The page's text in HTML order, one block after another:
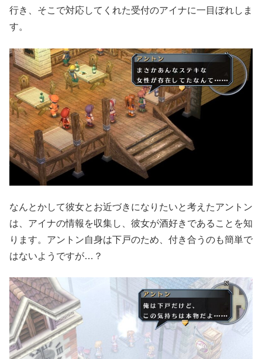
行き、そこで対応してくれた受付のアイナに一目ぼれしま
す。
なんとかして彼女とお近づきになりたいと考えたアントン
は、アイナの情報を収集し、彼女が酒好きであることを知
ります。アントン自身は下戸のため、付き合うのも簡単で
はないようですが…？